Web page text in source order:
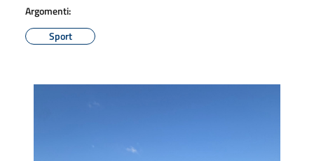
Argomenti:
Sport